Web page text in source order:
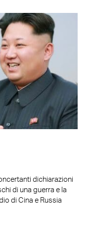
dichiarazioni
di una guerra e la
di Cina e Russia